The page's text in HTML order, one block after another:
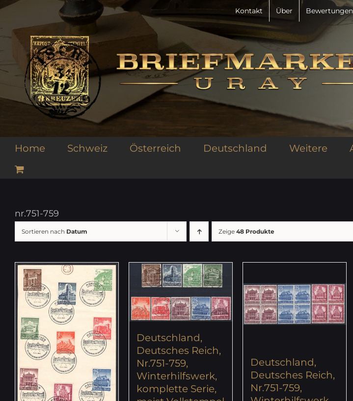
Zum
springen
Kontakt Über Bewertungen
Home Schweiz Österreich Deutschland Weitere
nr.751-759
Sortieren nach Datum Zeige 48 Produkte
Deutschland,
Deutsches Reich,
Nr.751-759,
Winterhilfswerk,
komplette Serie,
Deutschland,
Deutsches Reich,
Nr.751-759,